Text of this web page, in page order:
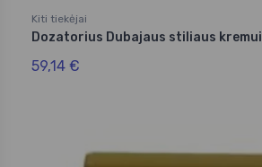
Kiti tiekėjai
Dozatorius Dubajaus stiliaus kremui
59,14 €